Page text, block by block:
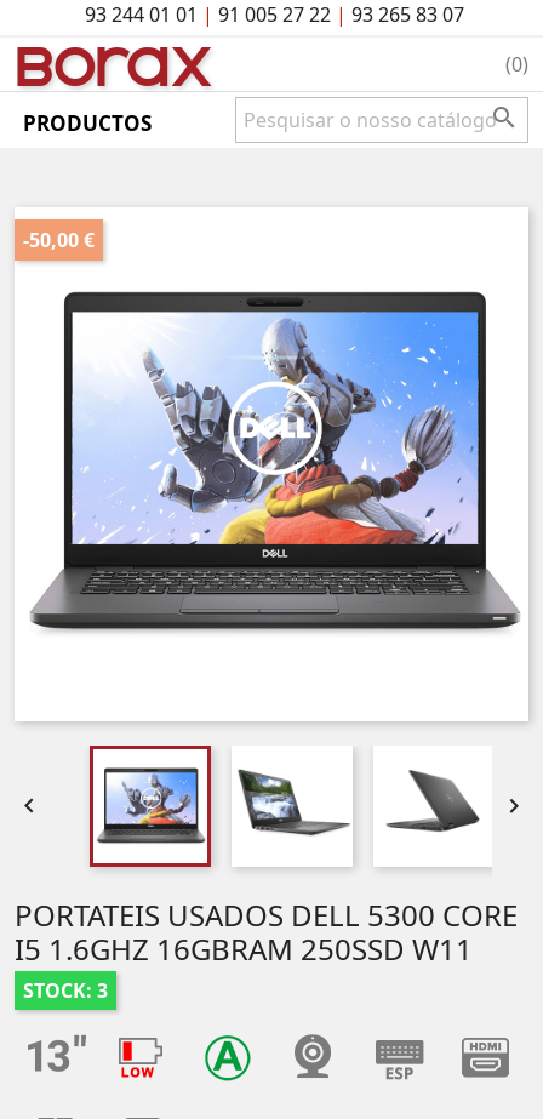
93 244 01 01 | 91 005 27 22| 93 265 83 07
BOrAx (0)
PRODUCTOS 
-50,00 €
 
PORTATEIS USADOS DELL 5300 CORE
I5 1.6GHZ 16GBRAM 250SSD W11
STOCK: 3